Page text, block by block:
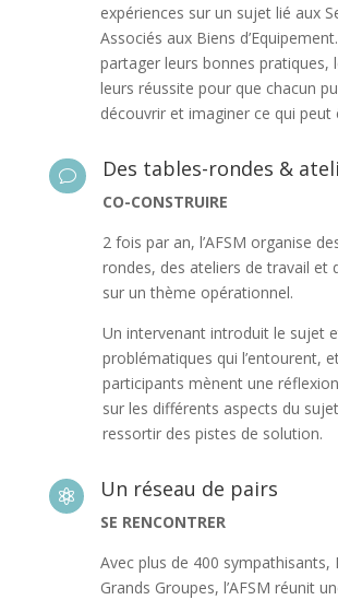
expériences sur un sujet lié aux
Associés aux Biens
partager leurs bonnes pratiques,
leurs réussite pour que chacun
découvrir et imaginer ce qui peut
v Des tables-rondes &
CO-CONSTRUIRE
2 fois par an, l’AFSM organise
rondes, des ateliers de travail et
sur un thème opérationnel.
Un intervenant introduit le sujet
problématiques qui l’entourent,
participants mènent une
sur les différents aspects du
ressortir des pistes de solution.
 Un réseau de pairs
SE RENCONTRER
Avec plus de 400 sympathisants,
Grands Groupes, l’AFSM réunit